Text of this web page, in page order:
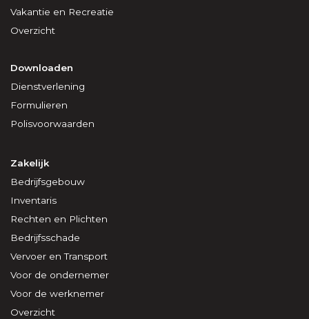
Vakantie en Recreatie
Overzicht
Downloaden
Dienstverlening
Formulieren
Polisvoorwaarden
Zakelijk
Bedrijfsgebouw
Inventaris
Rechten en Plichten
Bedrijfsschade
Vervoer en Transport
Voor de ondernemer
Voor de werknemer
Overzicht